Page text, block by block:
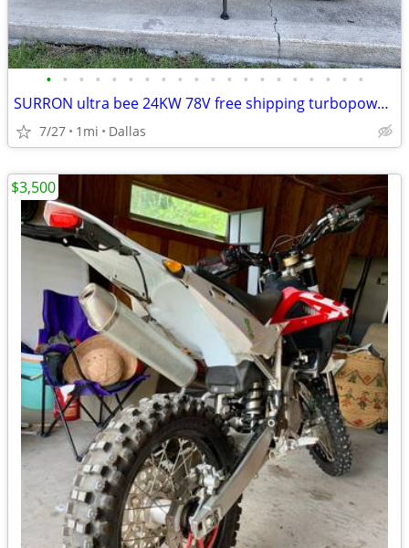
• • • • • • • • • • • • • • • • • • • •
SURRON ultra bee 24KW 78V free shipping turbopowersports
7/27 1mi Dallas
$3,500